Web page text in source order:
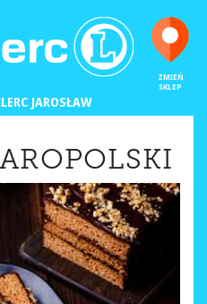
ZMIEŃ
SKLEP
JAROSŁAW